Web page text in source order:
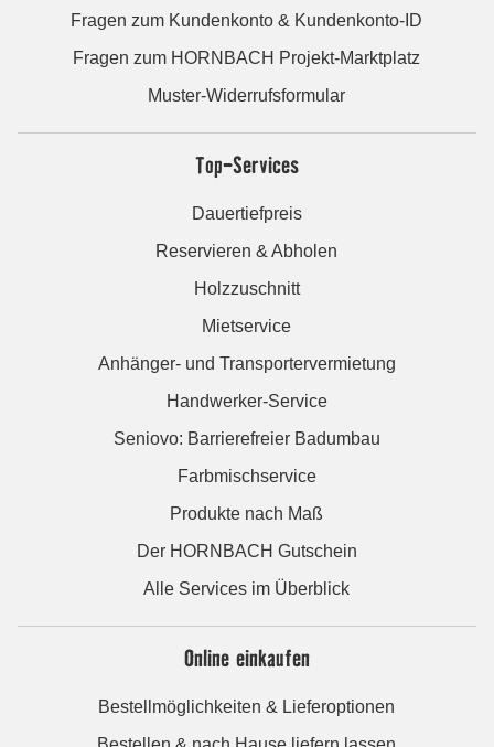
Fragen zum Kundenkonto & Kundenkonto-ID
Fragen zum HORNBACH Projekt-Marktplatz
Muster-Widerrufsformular
Top-Services
Dauertiefpreis
Reservieren & Abholen
Holzzuschnitt
Mietservice
Anhänger- und Transportervermietung
Handwerker-Service
Seniovo: Barrierefreier Badumbau
Farbmischservice
Produkte nach Maß
Der HORNBACH Gutschein
Alle Services im Überblick
Online einkaufen
Bestellmöglichkeiten & Lieferoptionen